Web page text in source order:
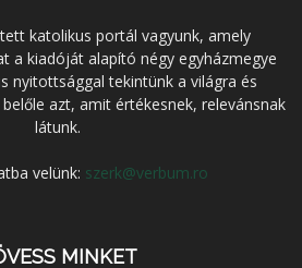
katolikus portál vagyunk, amely
a kiadóját alapító négy egyházmegye
nyitottsággal tekintünk a világra és
azt, amit értékesnek, relevánsnak
látunk.
velünk: szerk@verbum.ro
MINKET